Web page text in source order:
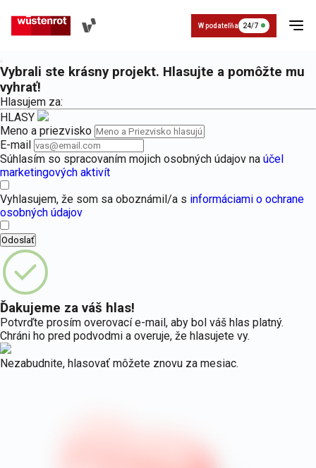
W podateľňa 24/7
Poistenie
Cestovné
poistenie
Životné
poistenie
Poistenie
majetku
Povinné zmluvné poistenie pre vozidlá
Poistenie Vývozné a prevozné
Krátkodobé povinné zmluvné
O nás a
Pre
médiá
Naše
aktivity
Základné údaje o Wüstenrot
Míľníky Wüstenrokov
Míľníky Wüstenrokov
Kontakt
Zoznam pobočiek
Vybrali ste krásny projekt. Hlasujte a pomôžte mu
vyhrať!
Hlasujem za:
HLASY
Meno a priezvisko
E-mail
Súhlasím so spracovaním mojich osobných údajov na účel
marketingových aktivít
Vyhlasujem, že som sa oboznámil/a s informáciami o ochrane
osobných údajov
Odoslať
Ďakujeme za váš hlas!
Potvrďte prosím overovací e-mail, aby bol váš hlas platný.
Chráni ho pred podvodmi a overuje, že hlasujete vy.
Nezabudnite, hlasovať môžete znovu za mesiac.